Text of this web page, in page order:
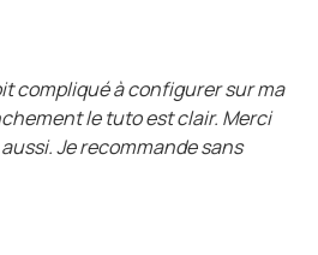
compliqué à configurer sur ma
le tuto est clair. Merci
Je recommande sans